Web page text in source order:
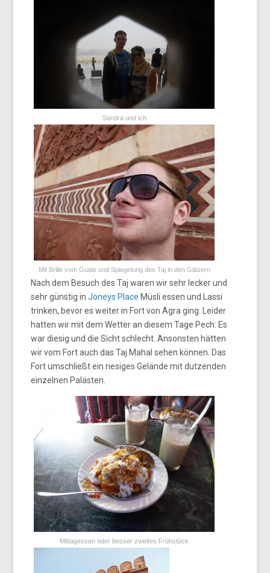
Sandra und ich
Mit Brille vom Guide und Spiegelung des Taj in den Gläsern
Nach dem Besuch des Taj waren wir sehr lecker und
sehr günstig inJoneys Place Müsli essen und Lassi
trinken, bevor es weiter in Fort von Agra ging. Leider
hatten wir mit dem Wetter an diesem Tage Pech: Es
war diesig und die Sicht schlecht. Ansonsten hätten
wir vom Fort auch das Taj Mahal sehen können. Das
Fort umschließt ein riesiges Gelände mit dutzenden
einzelnen Palästen.
Mittagessen oder besser zweites Frühstück